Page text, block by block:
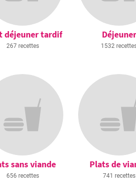
déjeuner tardif
267 recettes
Déjeuner
1532
sans viande
656 recettes
Plats de
741 recettes